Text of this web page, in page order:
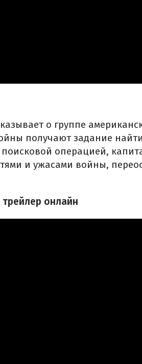
о группе
получают задание
операцией,
и ужасами войны,
онлайн